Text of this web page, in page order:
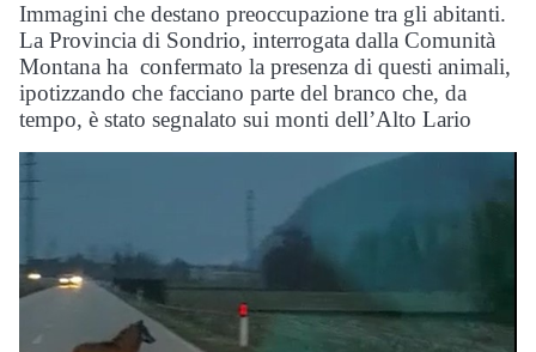
Immagini che destano preoccupazione tra gli abitanti.
La Provincia di Sondrio, interrogata dalla Comunità
Montana ha confermato la presenza di questi animali,
ipotizzando che facciano parte del branco che, da
tempo, è stato segnalato sui monti dell’Alto Lario